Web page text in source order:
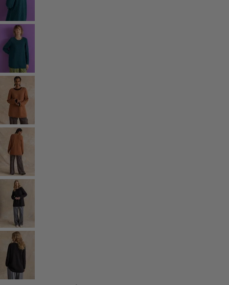
Lantlig inredning
Rolig inredning
Färgglad inredning
Blommig inredning
Bohemisk inredning
Skandinavisk inredning
Mysig inredning